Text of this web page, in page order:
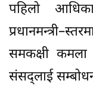
पहिलो
समकक्षी कमला
संसद्लाई